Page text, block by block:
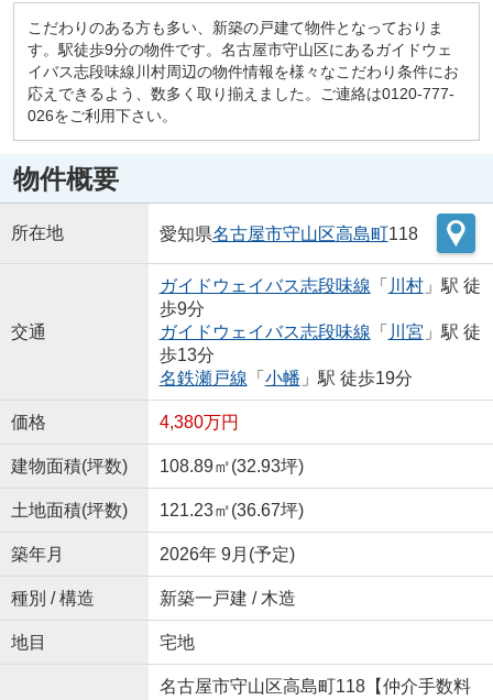
こだわりのある方も多い、新築の戸建て物件となっておりま
す。駅徒歩9分の物件です。名古屋市守山区にあるガイドウェ
イバス志段味線川村周辺の物件情報を様々なこだわり条件にお
応えできるよう、数多く取り揃えました。ご連絡は0120-777-
026をご利用下さい。
物件概要
所在地 愛知県名古屋市守山区高島町118
交通
ガイドウェイバス志段味線 「 川村」駅 徒
歩9分
ガイドウェイバス志段味線 「 川宮 」駅 徒
歩13分
名鉄瀬戸線 「 小幡 」駅 徒歩19分
価格 4,380万円
建物面積(坪数) 108.89㎡(32.93坪)
土地面積(坪数) 121.23㎡(36.67坪)
築年月 2026年 9月(予定)
種別 / 構造 新築一戸建 / 木造
地目 宅地
名古屋市守山区高島町118【仲介手数料